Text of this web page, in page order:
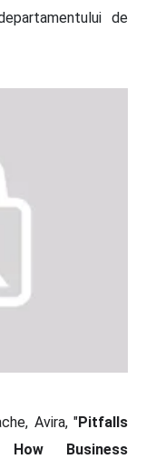
de
Avira, "Pitfalls
Business